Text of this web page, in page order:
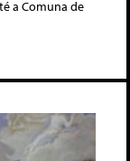
a Comuna de